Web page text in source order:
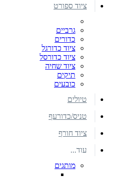
ציוד ספורט
גרביים
כדורים
ציוד כדורגל
ציוד כדורסל
ציוד שחיה
תיקים
כובעים
טיולים
טניס/כדורעף
ציוד חורף
עוד...
מותגים